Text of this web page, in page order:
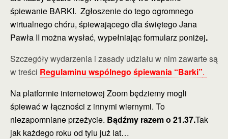
śpiewanie BARKI. Zgłoszenie do tego ogromnego
wirtualnego chóru, śpiewającego dla świętego Jana
Pawła II można wysłać, wypełniając formularz poniżej.
Szczegóły wydarzenia i zasady udziału w nim zawarte są
w treści Regulaminu wspólnego śpiewania “Barki”.
Na platformie internetowej Zoom będziemy mogli
śpiewać w łączności z innymi wiernymi. To
niezapomniane przeżycie. Bądźmy razem o 21.37.Tak
jak każdego roku od tylu już lat…